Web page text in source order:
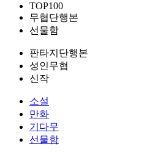
TOP100
무협단행본
선물함
판타지단행본
성인무협
신작
소설
만화
기다무
선물함